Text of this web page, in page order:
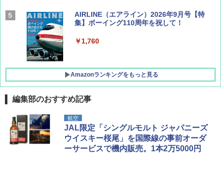
AIRLINE（エアライン）2026年9月号【特
集】ボーイング110周年を祝して！
￥1,760
Amazonランキングをもっと見る
D40 地球の歩き方 チェンマイ タイ北部の魅
力的な町 2026～2027 地球の歩き方D アジア
￥2,079
[キャンパーズコレクション 山善] ポップアッ
プテント 傘みたいに広げて畳める パッとサ
ッとサンシェード キューブ フルクローズ メ
ッシュ 簡単設置 ワンタッチテント キャンプ
&ハイキング カーキ PATC-150(KH)
DEWEL パラソル 大型 ビーチ アウトドアパ
ラソル ガーデン サイトシート付 折りたたみ
防水 UVカット 4段階高さ調整 軽量 収納袋付
き
編集部のおすすめ記事
航空
JAL限定「シングルモルト ジャパニーズ
ウイスキー桜尾」を国際線の事前オーダ
ーサービスで機内販売。1本2万5000円